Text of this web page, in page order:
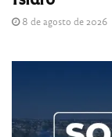
8 de agosto de 2026